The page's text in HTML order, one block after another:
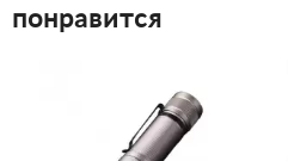
понравится